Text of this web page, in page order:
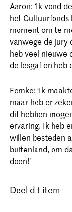
Aaron: ‘Ik vond
het Cultuurfonds
moment om te
vanwege de jury
heb veel nieuwe
de lesgaf en heb
Femke: ‘Ik
maar heb er
dit hebben
ervaring. Ik heb
willen besteden
buitenland, om
doen!’
Deel dit item